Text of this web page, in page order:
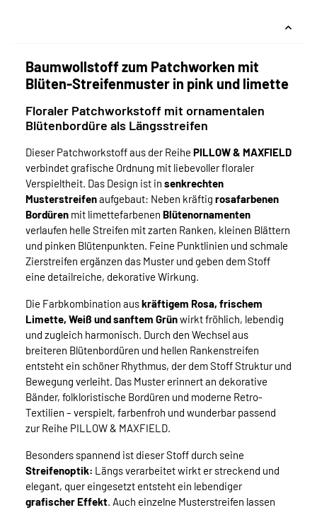
Baumwollstoff zum Patchworken mit
Blüten-Streifenmuster in pink und limette
Floraler Patchworkstoff mit ornamentalen
Blütenbordüre als Längsstreifen
Dieser Patchworkstoff aus der Reihe PILLOW & MAXFIELD
verbindet grafische Ordnung mit liebevoller floraler
Verspieltheit. Das Design ist in senkrechten
Musterstreifenaufgebaut: Neben kräftig rosafarbenen
Bordüren mit limettefarbenen Blütenornamenten
verlaufen helle Streifen mit zarten Ranken, kleinen Blättern
und pinken Blütenpunkten. Feine Punktlinien und schmale
Zierstreifen ergänzen das Muster und geben dem Stoff
eine detailreiche, dekorative Wirkung.
Die Farbkombination auskräftigem Rosa, frischem
Limette, Weiß und sanftem Grünwirkt fröhlich, lebendig
und zugleich harmonisch. Durch den Wechsel aus
breiteren Blütenbordüren und hellen Rankenstreifen
entsteht ein schöner Rhythmus, der dem Stoff Struktur und
Bewegung verleiht. Das Muster erinnert an dekorative
Bänder, folkloristische Bordüren und moderne Retro-
Textilien – verspielt, farbenfroh und wunderbar passend
zur Reihe PILLOW & MAXFIELD.
Besonders spannend ist dieser Stoff durch seine
Streifenoptik: Längs verarbeitet wirkt er streckend und
elegant, quer eingesetzt entsteht ein lebendiger
grafischer Effekt. Auch einzelne Musterstreifen lassen